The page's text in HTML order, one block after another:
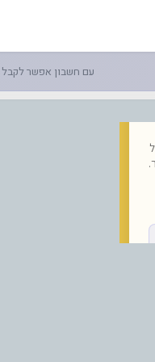
כאן,
עם חשבון אפשר לקבל